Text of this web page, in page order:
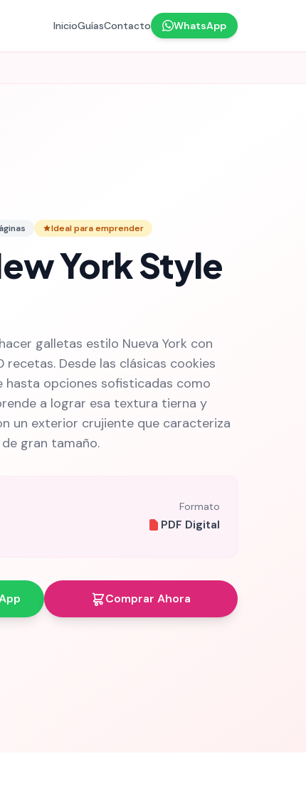
InicioGuíasContacto WhatsApp
Ideal para emprender
York Style
galletas estilo Nueva York con
Desde las clásicas cookies
hasta opciones sofisticadas como
a lograr esa textura tierna y
un exterior crujiente que caracteriza
gran tamaño.
Formato
PDF Digital
Comprar Ahora